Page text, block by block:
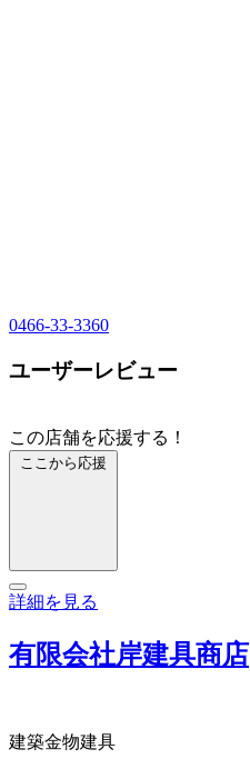
0466-33-3360
ユーザーレビュー
この店舗を応援する！
ここから応援
詳細を見る
有限会社岸建具商店
建築金物建具